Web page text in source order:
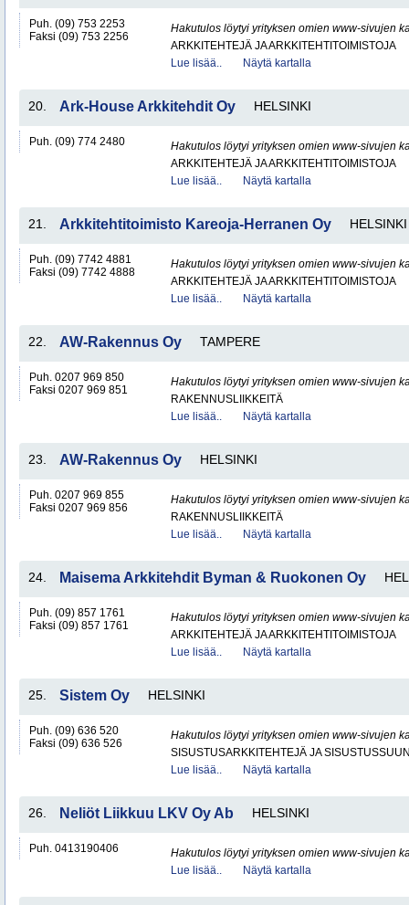
Puh. (09) 753 2253
Faksi (09) 753 2256
Hakutulos löytyi yrityksen omien www-sivujen
ARKKITEHTEJÄ JA ARKKITEHTITOIMISTOJA
Lue lisää..
Näytä kartalla
20. Ark-House Arkkitehdit Oy HELSINKI
Puh. (09) 774 2480
Hakutulos löytyi yrityksen omien www-sivujen
ARKKITEHTEJÄ JA ARKKITEHTITOIMISTOJA
Lue lisää..
Näytä kartalla
21. Arkkitehtitoimisto Kareoja-Herranen Oy HELSINKI
Puh. (09) 7742 4881
Faksi (09) 7742 4888
Hakutulos löytyi yrityksen omien www-sivujen
ARKKITEHTEJÄ JA ARKKITEHTITOIMISTOJA
Lue lisää..
Näytä kartalla
22. AW-Rakennus Oy TAMPERE
Puh. 0207 969 850
Faksi 0207 969 851
Hakutulos löytyi yrityksen omien www-sivujen
RAKENNUSLIIKKEITÄ
Lue lisää..
Näytä kartalla
23. AW-Rakennus Oy HELSINKI
Puh. 0207 969 855
Faksi 0207 969 856
Hakutulos löytyi yrityksen omien www-sivujen
RAKENNUSLIIKKEITÄ
Lue lisää..
Näytä kartalla
24. Maisema Arkkitehdit Byman & Ruokonen Oy
Puh. (09) 857 1761
Faksi (09) 857 1761
Hakutulos löytyi yrityksen omien www-sivujen
ARKKITEHTEJÄ JA ARKKITEHTITOIMISTOJA
Lue lisää..
Näytä kartalla
25. Sistem Oy HELSINKI
Puh. (09) 636 520
Faksi (09) 636 526
Hakutulos löytyi yrityksen omien www-sivujen
SISUSTUSARKKITEHTEJÄ JA
Lue lisää..
Näytä kartalla
26. Neliöt Liikkuu LKV Oy Ab HELSINKI
Puh. 0413190406
Hakutulos löytyi yrityksen omien www-sivujen
Lue lisää..
Näytä kartalla